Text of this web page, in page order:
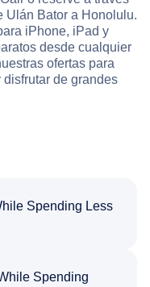
Ulán Bator a Honolulu.
iPhone, iPad y
desde cualquier
ofertas para
de grandes
Spending Less
Spending